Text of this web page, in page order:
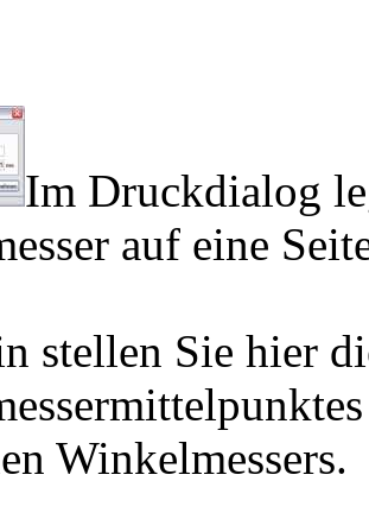
Im Druckdialog
auf eine
stellen Sie hier
Winkelmessers.